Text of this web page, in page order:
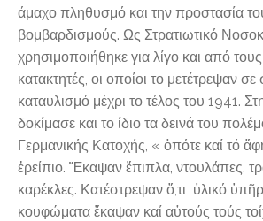
άμαχο πληθυσμό και την προστασία
βομβαρδισμούς. Ως Στρατιωτικό
χρησιμοποιήθηκε για λίγο και από
κατακτητές, οι οποίοι το μετέτρεψαν σε
καταυλισμό μέχρι το τέλος του 1941.
δοκίμασε και το ίδιο τα δεινά του
Γερμανικής Κατοχής, « ὁπότε καί τό
ἐρείπιο. Ἔκαψαν ἔπιπλα, ντουλάπες,
καρέκλες. Κατέστρεψαν ὅ,τι ὑλικό
κουφώματα ἔκαψαν καί αὐτούς τούς